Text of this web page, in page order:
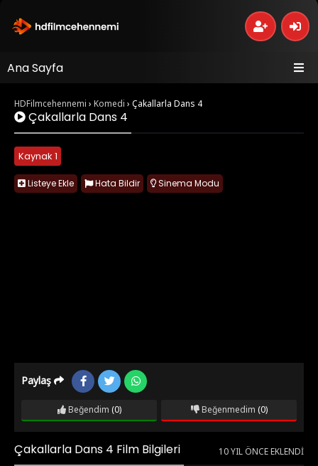
Ana Sayfa
HDFilmcehennemi › Komedi › Çakallarla Dans 4
Çakallarla Dans 4
Kaynak 1
Listeye Ekle Hata Bildir Sinema Modu
Paylaş
Beğendim (0) Beğenmedim (0)
Çakallarla Dans 4 Film Bilgileri 10 YIL ÖNCE EKLENDI